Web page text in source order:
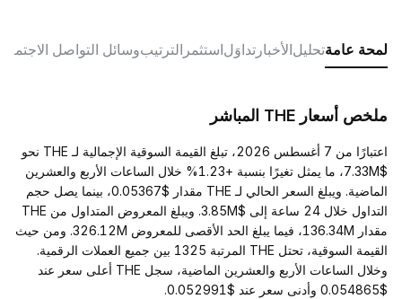
لمحة عامةتحليلالأخبار تداوَلاستثمر الترتيبوسائل التواصل
ملخص أسعار THE المباشر
اعتبارًا من 7 أغسطس 2026، تبلغ القيمة السوقية الإجمالية لـ THE نحو
$7.33M، ما يمثل تغيرًا بنسبة +1.23% خلال الساعات الأربع والعشرين
الماضية. ويبلغ السعر الحالي لـ THE مقدار $0.05367، بينما يصل حجم
التداول خلال 24 ساعة إلى $3.85M. ويبلغ المعروض المتداول من THE
مقدار 136.34M، فيما يبلغ الحد الأقصى للمعروض 326.12M. ومن حيث
القيمة السوقية، تحتل THE المرتبة 1325 بين جميع العملات الرقمية.
وخلال الساعات الأربع والعشرين الماضية، سجل THE أعلى سعر عند
$0.054865 وأدنى سعر عند $0.052991.